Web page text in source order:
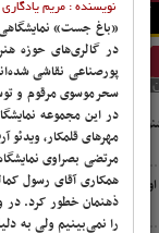
آرشیو ویژه نامه درباره ما
فهرست
در
صفحه اول
سیاست
اقتصاد
ورزش
فرهنگ و
نویسنده : مریم
«باغ جست»
در گالری‌های حوزه
پورصناعی نقاشی
سحرموسوی مرقوم و
در این مجموعه
مهرهای قلمکار،
مرتضی بصراوی
همکاری آقای رسول
ذهنمان خطور کرد. در
را نمی‌بینیم ولی به